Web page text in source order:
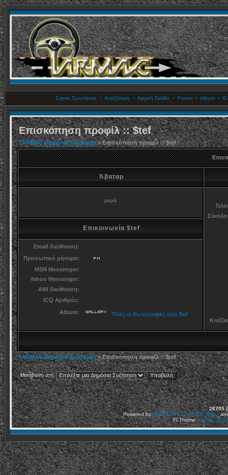
Συχνές Ερωτήσεις • Αναζήτηση • Αρχική Σελίδα• Forum• Album•
Επισκόπηση προφίλ :: $tef
TARMAC Δημόσια Συζήτηση» Επισκόπηση προφίλ :: $tef
Άβαταρ
μαμά
Επικοινωνία $tef
Email διεύθυνση:
Προσωπικό μήνυμα:
MSN Messenger:
Yahoo Messenger:
AIM διεύθυνση:
ICQ Αριθμός:
Album:
Όλες οι Φωτογραφίες από $tef
TARMAC Δημόσια Συζήτηση» Επισκόπηση προφίλ :: $tef
Μετάβαση στη:
26705
Powered byphpBB2 Plus,phpBB Styles
FI Theme ::Mods and